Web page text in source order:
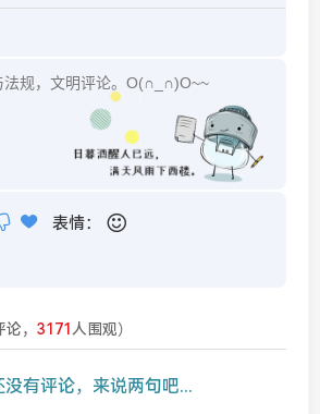
表情：
论， 3171 人围观）
没有评论，来说两句吧...